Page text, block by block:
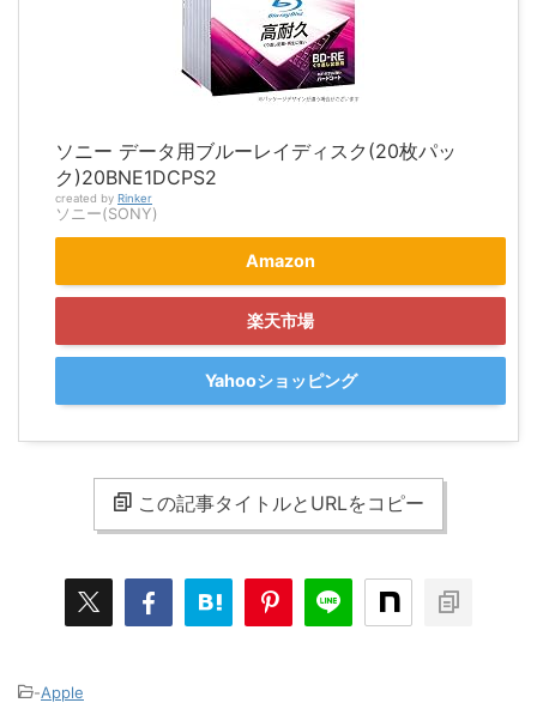
ソニー データ用ブルーレイディスク(20枚パッ
ク)20BNE1DCPS2
created by Rinker
ソニー(SONY)
Amazon
楽天市場
Yahooショッピング
この記事タイトルとURLをコピー
-Apple